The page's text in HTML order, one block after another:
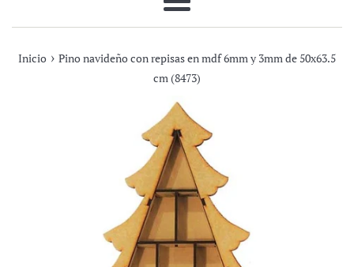
Más
Inicio › Pino navideño con repisas en mdf 6mm y 3mm de 50x63.5
cm (8473)